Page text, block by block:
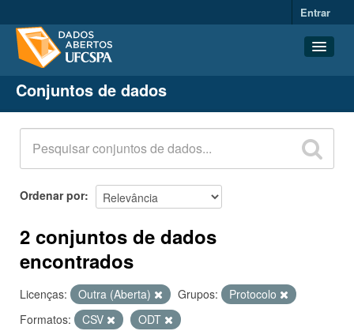
Entrar
Conjuntos de dados
Organizações
Grupos
Sobre
Conjuntos de dados
Ordenar por
2 conjuntos de dados
encontrados
Licenças: Outra (Aberta) Grupos:
Protocolo
Formatos:
CSV
ODT